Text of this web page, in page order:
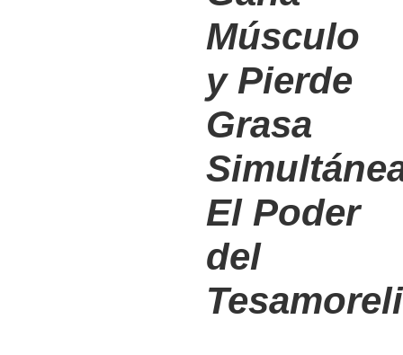
Músculo
y Pierde
Grasa
El Poder
del